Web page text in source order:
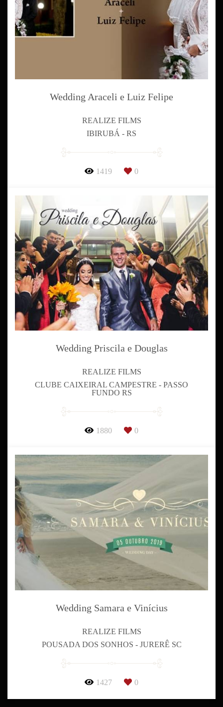
Wedding Araceli e Luiz Felipe
REALIZE FILMS
IBIRUBÁ - RS
1419 0
Wedding Priscila e Douglas
REALIZE FILMS
CLUBE CAIXEIRAL CAMPESTRE - PASSO
FUNDO RS
1880 0
Wedding Samara e Vinícius
REALIZE FILMS
POUSADA DOS SONHOS - JURERÊ SC
1427 0